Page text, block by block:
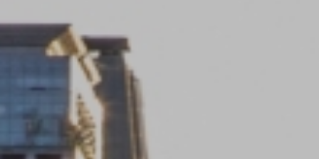
본 개인정보처리방침은 시행일로부터 적용되며, 법령 및 방침에 따른 변경
내용의 추가, 삭제, 정정이 있는 경우 변경사항의 시행일 7일 전부터,
이용자에게 불리하거나 중요한 내용의 경우 시행일 30일 전부터 고지하도록
하겠습니다.